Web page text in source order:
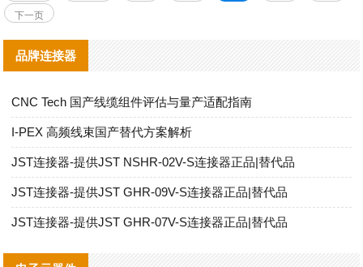
下一页
品牌连接器
CNC Tech 国产线缆组件评估与量产适配指南
I‑PEX 高频线束国产替代方案解析
JST连接器-提供JST NSHR-02V-S连接器正品|替代品
JST连接器-提供JST GHR-09V-S连接器正品|替代品
JST连接器-提供JST GHR-07V-S连接器正品|替代品